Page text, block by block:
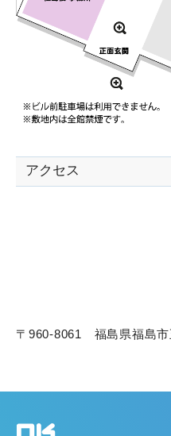
アクセス
〒960-8061 福島県福島市